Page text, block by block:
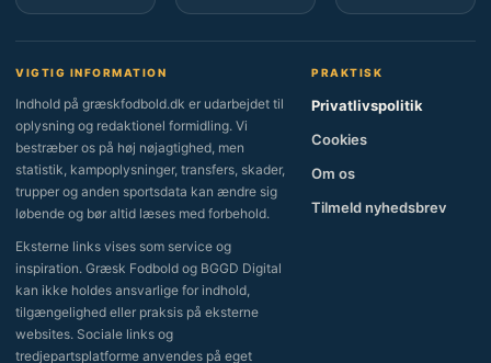
VIGTIG INFORMATION
Indhold på græskfodbold.dk er udarbejdet til
oplysning og redaktionel formidling. Vi
bestræber os på høj nøjagtighed, men
statistik, kampoplysninger, transfers, skader,
trupper og anden sportsdata kan ændre sig
løbende og bør altid læses med forbehold.
Eksterne links vises som service og
inspiration. Græsk Fodbold og BGGD Digital
kan ikke holdes ansvarlige for indhold,
tilgængelighed eller praksis på eksterne
websites. Sociale links og
tredjepartsplatforme anvendes på eget
PRAKTISK
Privatlivspolitik
Cookies
Om os
Tilmeld nyhedsbrev